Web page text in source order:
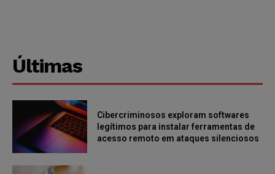
Últimas
Cibercriminosos exploram softwares
legítimos para instalar ferramentas de
acesso remoto em ataques silenciosos